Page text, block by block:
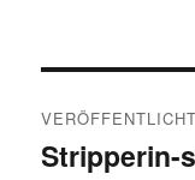
Stripperin-